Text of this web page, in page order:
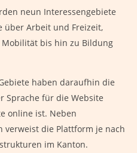
neun Interessengebiete
über Arbeit und Freizeit,
Mobilität bis hin zu Bildung
haben daraufhin die
Sprache für die Website
online ist. Neben
die Plattform je nach
im Kanton.